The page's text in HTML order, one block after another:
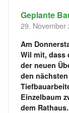
Geplante
29. November
Am
Wil mit, dass
der neuen
den
Einzelbaum
dem